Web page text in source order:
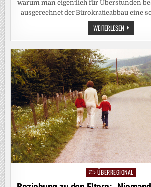
warum man eigentlich für Überstunden
ausgerechnet der Bürokratieabbau eine
WEITERLESEN TV-
KRITIK:
SARAH
TACKE:
GELD
VON
JUNGEN
LEUTEN
WIRD
FÜR
DÄMLICHE
VERZOCKT“
Posted
in
ÜBERREGIONAL